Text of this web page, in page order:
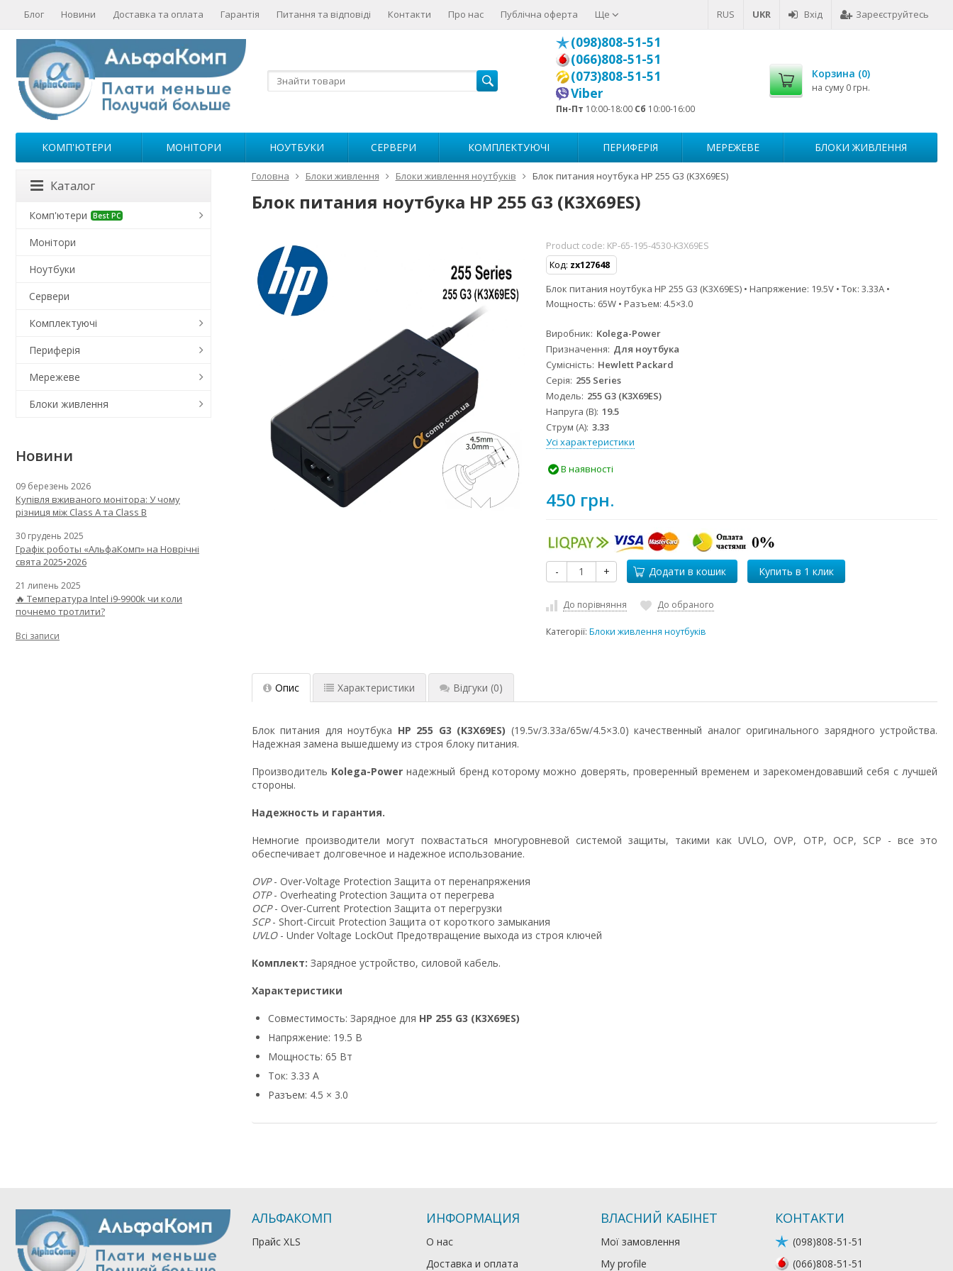
RUS UKR Вхід Зареєструйтесь
Блог Новини Доставка та оплата Гарантія Питання та відповіді Контакти Про нас Публічна оферта Ще
(098)808-51-51
(066)808-51-51
(073)808-51-51
Viber
Пн-Пт 10:00-18:00 Сб 10:00-16:00
Корзина (0)
на суму 0 грн.
КОМП'ЮТЕРИ МОНІТОРИ НОУТБУКИ СЕРВЕРИ КОМПЛЕКТУЮЧІ ПЕРИФЕРІЯ МЕРЕЖЕВЕ БЛОКИ ЖИВЛЕННЯ
Головна Блоки живлення Блоки живлення ноутбуків Блок питания ноутбука HP 255 G3 (K3X69ES)
Блок питания ноутбука HP 255 G3 (K3X69ES)
Product code: KP-65-195-4530-K3X69ES
Код: zx127648
Блок питания ноутбука HP 255 G3 (K3X69ES) • Напряжение: 19.5V • Ток: 3.33A •
Мощность: 65W • Разъем: 4.5×3.0
Виробник Kolega-Power
Призначення Для ноутбука
Сумісність Hewlett Packard
Серія 255 Series
Модель 255 G3 (K3X69ES)
Напруга (В) 19.5
Струм (А) 3.33
Усі характеристики
В наявності
450 грн.
- + Додати в кошик
До порівняння До обраного
Категорії:Блоки живлення ноутбуків
Опис Характеристики Відгуки (0)
Блок питания для ноутбука HP 255 G3 (K3X69ES) (19.5v/3.33a/65w/4.5×3.0) качественный аналог оригинального зарядного устройства.
Надежная замена вышедшему из строя блоку питания.
Производитель Kolega-Powerнадежный бренд которому можно доверять, проверенный временем и зарекомендовавший себя с лучшей
стороны.
Надежность и гарантия.
Немногие производители могут похвастаться многуровневой системой защиты, такими как UVLO, OVP, OTP, OCP, SCP - все это
обеспечивает долговечное и надежное использование.
OVP- Over-Voltage Protection Защита от перенапряжения
OTP- Overheating Protection Защита от перегрева
OCP- Over-Current Protection Защита от перегрузки
SCP- Short-Circuit Protection Защита от короткого замыкания
UVLO- Under Voltage LockOut Предотвращение выхода из строя ключей
Комплект: Зарядное устройство, силовой кабель.
Характеристики
Совместимость: Зарядное для HP 255 G3 (K3X69ES)
Напряжение: 19.5 В
Мощность: 65 Вт
Ток: 3.33 А
Разъем: 4.5 × 3.0
Каталог
Комп'ютери Best PC
Монітори
Ноутбуки
Сервери
Комплектуючі
Периферія
Мережеве
Блоки живлення
Новини
09 березень 2026
Купівля вживаного монітора: У чому
різниця між Class A та Class B
30 грудень 2025
Графік роботы «АльфаКомп» на Новрічні
свята 2025•2026
21 липень 2025
🔥 Температура Intel i9-9900k чи коли
почнемо тротлити?
Всі записи
АЛЬФАКОМП
Прайс XLS
ИНФОРМАЦИЯ
О нас
Доставка и оплата
ВЛАСНИЙ КАБІНЕТ
Мої замовлення
My profile
КОНТАКТИ
(098)808-51-51
(066)808-51-51